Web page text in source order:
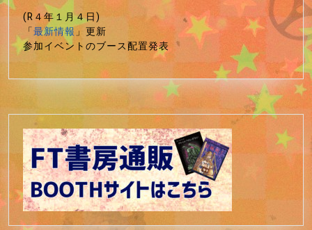
(R４年１月４日)
「最新情報」更新
参加イベントのブース配置発表